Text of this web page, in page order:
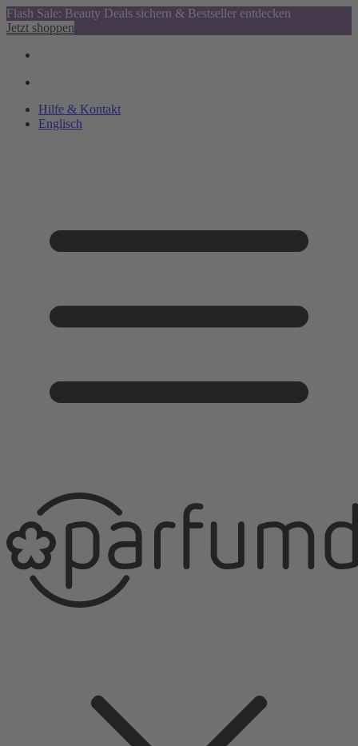
Flash Sale: Beauty Deals sichern & Bestseller entdecken
Jetzt shoppen
Hilfe & Kontakt
Englisch